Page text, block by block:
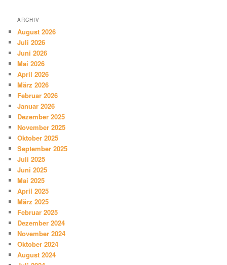
ARCHIV
August 2026
Juli 2026
Juni 2026
Mai 2026
April 2026
März 2026
Februar 2026
Januar 2026
Dezember 2025
November 2025
Oktober 2025
September 2025
Juli 2025
Juni 2025
Mai 2025
April 2025
März 2025
Februar 2025
Dezember 2024
November 2024
Oktober 2024
August 2024